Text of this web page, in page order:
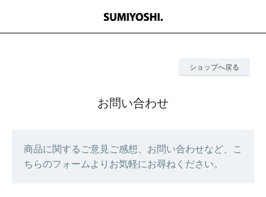
ショップへ戻る
お問い合わせ
商品に関するご意見ご感想、お問い合わせなど、こ
ちらのフォームよりお気軽にお尋ねください。